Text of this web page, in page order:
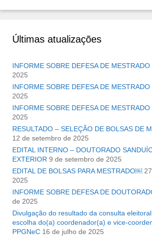
Últimas atualizações
INFORME SOBRE DEFESA DE MESTRADO
2025
INFORME SOBRE DEFESA DE MESTRADO
2025
INFORME SOBRE DEFESA DE MESTRADO
2025
RESULTADO – SELEÇÃO DE BOLSAS DE
12 de setembro de 2025
EDITAL INTERNO – DOUTORADO
EXTERIOR 9 de setembro de 2025
EDITAL DE BOLSAS PARA MESTRADO￼
2025
INFORME SOBRE DEFESA DE
de 2025
Divulgação do resultado da consulta
escolha do(a) coordenador(a) e vice-
PPGNeC 16 de julho de 2025